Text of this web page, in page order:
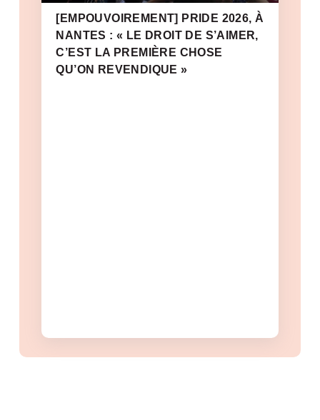
[EMPOUVOIREMENT] PRIDE 2026, À
NANTES : « LE DROIT DE S’AIMER,
C’EST LA PREMIÈRE CHOSE
QU’ON REVENDIQUE »